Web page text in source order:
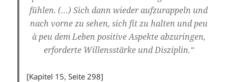
fühlen. (…) Sich dann wieder aufzurappeln und
nach vorne zu sehen, sich fit zu halten und peu
à peu dem Leben positive Aspekte abzuringen,
erforderte Willensstärke und Disziplin.“
[Kapitel 15, Seite 298]